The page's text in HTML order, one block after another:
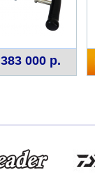
383 000 р.